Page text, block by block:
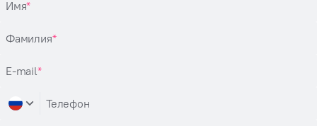
Имя
Фамилия
E-mail
Телефон